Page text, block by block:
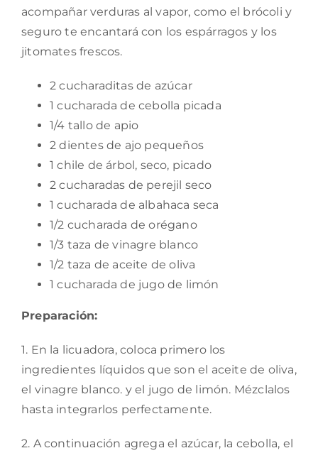
acompañar verduras al vapor, como el brócoli y
seguro te encantará con los espárragos y los
jitomates frescos.
2 cucharaditas de azúcar
1 cucharada de cebolla picada
1/4 tallo de apio
2 dientes de ajo pequeños
1 chile de árbol, seco, picado
2 cucharadas de perejil seco
1 cucharada de albahaca seca
1/2 cucharada de orégano
1/3 taza de vinagre blanco
1/2 taza de aceite de oliva
1 cucharada de jugo de limón
Preparación:
1. En la licuadora, coloca primero los
ingredientes líquidos que son el aceite de oliva,
el vinagre blanco. y el jugo de limón. Mézclalos
hasta integrarlos perfectamente.
2. A continuación agrega el azúcar, la cebolla, el